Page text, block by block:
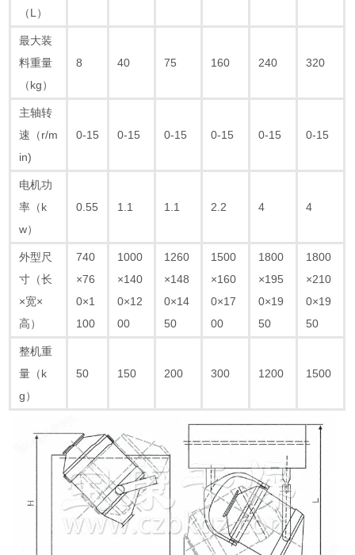
（L）
最大装
料重量
（kg）
8 40 75 160 240 320
主轴转
速（r/m
in)
0-15 0-15 0-15 0-15 0-15 0-15
电机功
率（k
w）
0.55 1.1 1.1 2.2 4 4
外型尺
寸（长
×宽×
高）
740
×76
0×1
100
1000
×140
0×12
00
1260
×148
0×14
50
1500
×160
0×17
00
1800
×195
0×19
50
1800
×210
0×19
50
整机重
量（k
g）
50 150 200 300 1200 1500